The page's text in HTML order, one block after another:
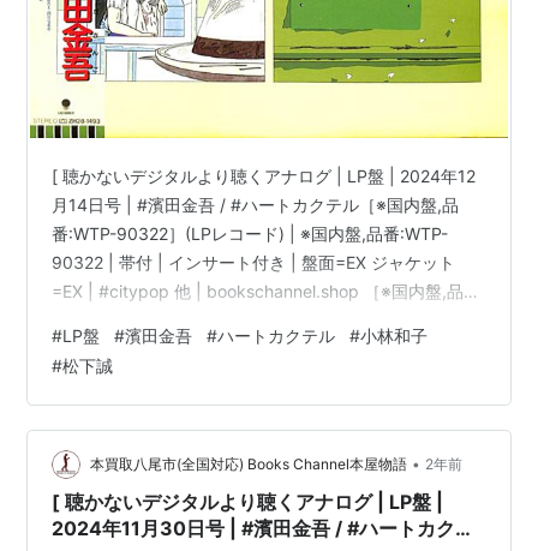
[ 聴かないデジタルより聴くアナログ | LP盤 | 2024年12
月14日号 | #濱田金吾 / #ハートカクテル［※国内盤,品
番:WTP-90322］(LPレコード) | ※国内盤,品番:WTP-
90322 | 帯付 | インサート付き | 盤面=EX ジャケット
=EX | #citypop 他 | bookschannel.shop ［※国内盤,品
傷み有]［盤面=EX］［ジャケット=EX]［※保護内袋を新
品交換して配送致します］※［店舗併売の為、時間差で売
切れの場合がございます。何卒ご了承の上ご注文をお願
い申し上げます］ […
#LP盤 #濱田金吾 #ハートカクテル #小林和子
#松下誠
本買取八尾市(全国対応) Books Channel本屋物語 • 2年前
[ 聴かないデジタルより聴くアナログ | LP盤 |
2024年11月30日号 | #濱田金吾 / #ハートカクテ